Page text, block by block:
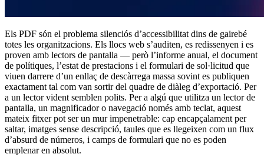
Els PDF són el problema silenciós d’accessibilitat dins de gairebé
totes les organitzacions. Els llocs web s’auditen, es redissenyen i es
proven amb lectors de pantalla — però l’informe anual, el document
de polítiques, l’estat de prestacions i el formulari de sol·licitud que
viuen darrere d’un enllaç de descàrrega massa sovint es publiquen
exactament tal com van sortir del quadre de diàleg d’exportació. Per
a un lector vident semblen polits. Per a algú que utilitza un lector de
pantalla, un magnificador o navegació només amb teclat, aquest
mateix fitxer pot ser un mur impenetrable: cap encapçalament per
saltar, imatges sense descripció, taules que es llegeixen com un flux
d’absurd de números, i camps de formulari que no es poden
emplenar en absolut.